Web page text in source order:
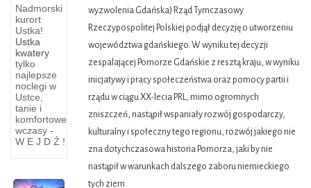
Nadmorski
kurort
Ustka!
Ustka
kwatery
tylko
najlepsze
noclegi w
Ustce,
tanie i
komfortowe
wczasy -
W E J D Ź !
Narodziny
I
Rozwoj
Turystyki
Narodziny
I
Rozwoj
Turystyki
na
wyzwolenia Gdańska) Rząd Tymczasowy
Rzeczypospolitej Polskiej podjął decyzję o utworzeniu
województwa gdańskiego. W wyniku tej decyzji
zespalającej Pomorze Gdańskie z resztą kraju, w wyniku
inicjatywy i pracy społeczeństwa oraz pomocy partii i
rządu w ciągu XX-lecia PRL, mimo ogromnych
zniszczeń, nastąpił wspaniały rozwój gospodarczy,
kulturalny i społeczny tego regionu, rozwój jakiego nie
zna dotychczasowa historia Pomorza, jaki by nie
nastąpił w warunkach dalszego zaboru niemieckiego
tych ziem.